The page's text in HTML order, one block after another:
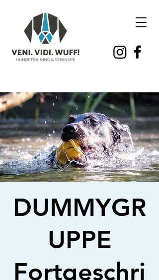
DUMMYGR
UPPE
Fortgeschri